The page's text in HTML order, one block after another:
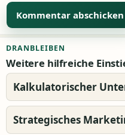
DRANBLEIBEN
Weitere hilfreiche
Kalkulatorischer
Strategisches